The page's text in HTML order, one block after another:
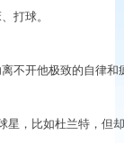
打球。
不开他极致的自律和
星，比如杜兰特，但